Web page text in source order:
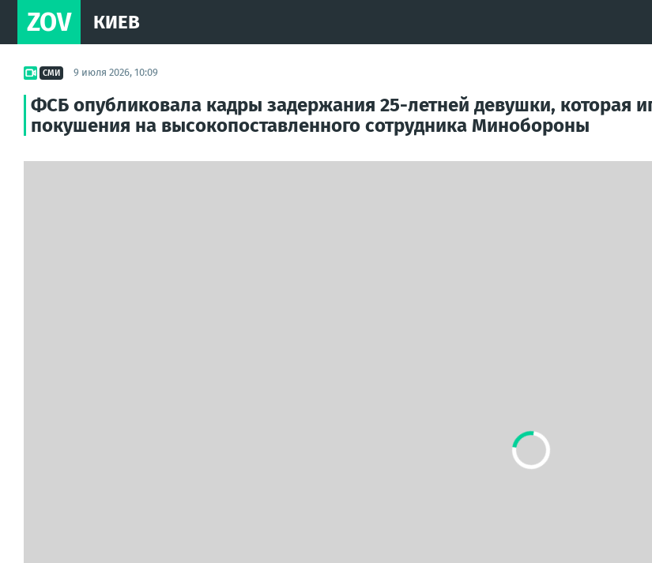
ZOV КИЕВ
СМИ 9 июля 2026, 10:09
ФСБ опубликовала кадры задержания 25-летней девушки, которая
покушения на высокопоставленного сотрудника Минобороны